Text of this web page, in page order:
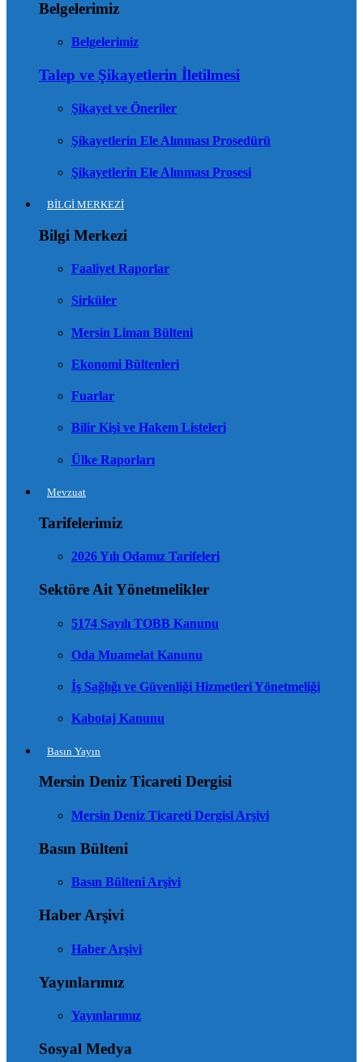
Belgelerimiz
Belgelerimiz
Talep ve Şikayetlerin İletilmesi
Şikayet ve Öneriler
Şikayetlerin Ele Alınması Prosedürü
Şikayetlerin Ele Alınması Prosesi
BİLGİ MERKEZİ
Bilgi Merkezi
Faaliyet Raporlar
Sirküler
Mersin Liman Bülteni
Ekonomi Bültenleri
Fuarlar
Bilir Kişi ve Hakem Listeleri
Ülke Raporları
Mevzuat
Tarifelerimiz
2026 Yılı Odamız Tarifeleri
Sektöre Ait Yönetmelikler
5174 Sayılı TOBB Kanunu
Oda Muamelat Kanunu
İş Sağlığı ve Güvenliği Hizmetleri Yönetmeliği
Kabotaj Kanunu
Basın Yayın
Mersin Deniz Ticareti Dergisi
Mersin Deniz Ticareti Dergisi Arşivi
Basın Bülteni
Basın Bülteni Arşivi
Haber Arşivi
Haber Arşivi
Yayınlarımız
Yayınlarımız
Sosyal Medya